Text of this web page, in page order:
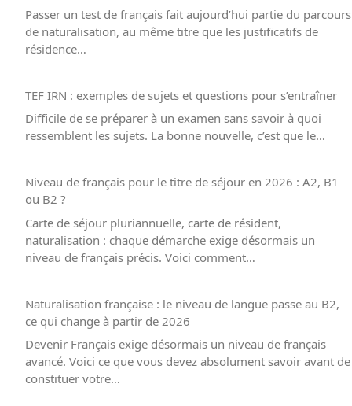
Passer un test de français fait aujourd’hui partie du parcours
de naturalisation, au même titre que les justificatifs de
résidence…
TEF IRN : exemples de sujets et questions pour s’entraîner
Difficile de se préparer à un examen sans savoir à quoi
ressemblent les sujets. La bonne nouvelle, c’est que le…
Niveau de français pour le titre de séjour en 2026 : A2, B1
ou B2 ?
Carte de séjour pluriannuelle, carte de résident,
naturalisation : chaque démarche exige désormais un
niveau de français précis. Voici comment…
Naturalisation française : le niveau de langue passe au B2,
ce qui change à partir de 2026
Devenir Français exige désormais un niveau de français
avancé. Voici ce que vous devez absolument savoir avant de
constituer votre…